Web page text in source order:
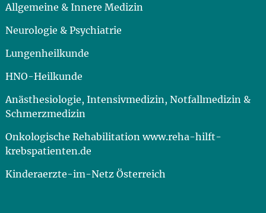
Allgemeine & Innere Medizin
Neurologie & Psychiatrie
Lungenheilkunde
HNO-Heilkunde
Anästhesiologie, Intensivmedizin, Notfallmedizin &
Schmerzmedizin
Onkologische Rehabilitation www.reha-hilft-
krebspatienten.de
Kinderaerzte-im-Netz Österreich